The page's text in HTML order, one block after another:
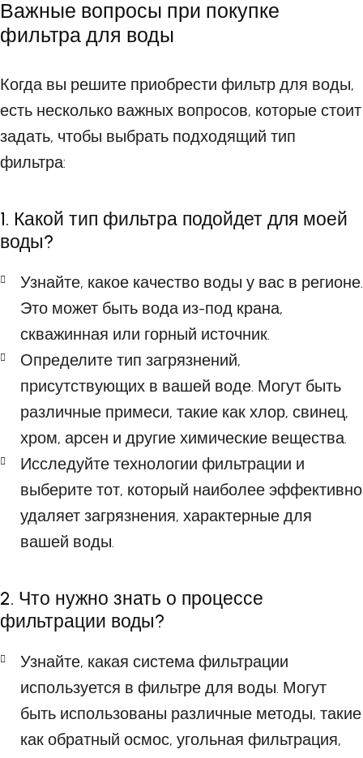
Важные вопросы при покупке
фильтра для воды
Когда вы решите приобрести фильтр для воды,
есть несколько важных вопросов, которые стоит
задать, чтобы выбрать подходящий тип
фильтра:
1. Какой тип фильтра подойдет для моей
воды?
Узнайте, какое качество воды у вас в регионе.
Это может быть вода из-под крана,
скважинная или горный источник.
Определите тип загрязнений,
присутствующих в вашей воде. Могут быть
различные примеси, такие как хлор, свинец,
хром, арсен и другие химические вещества.
Исследуйте технологии фильтрации и
выберите тот, который наиболее эффективно
удаляет загрязнения, характерные для
вашей воды.
2. Что нужно знать о процессе
фильтрации воды?
Узнайте, какая система фильтрации
используется в фильтре для воды. Могут
быть использованы различные методы, такие
как обратный осмос, угольная фильтрация,